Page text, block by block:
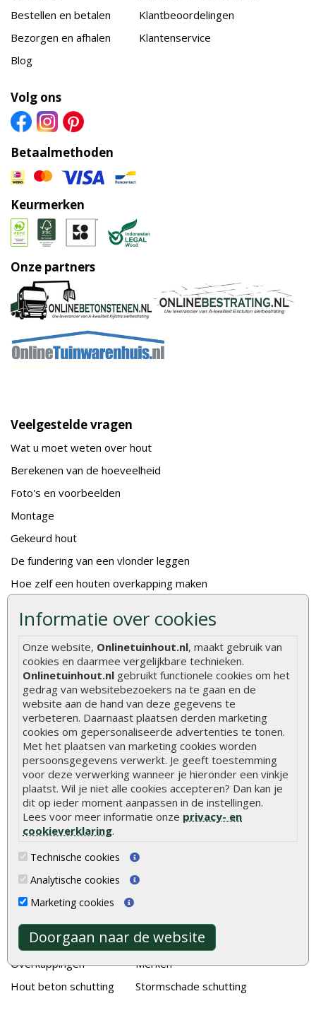
Informatie over cookies
Onze website, Onlinetuinhout.nl, maakt gebruik van
cookies en daarmee vergelijkbare technieken.
Onlinetuinhout.nl gebruikt functionele cookies om het
gedrag van websitebezoekers na te gaan en de
website aan de hand van deze gegevens te
verbeteren. Daarnaast plaatsen derden marketing
cookies om gepersonaliseerde advertenties te tonen.
Met het plaatsen van marketing cookies worden
persoonsgegevens verwerkt. Je geeft toestemming
voor deze verwerking wanneer je hieronder een vinkje
plaatst. Wil je niet alle cookies accepteren? Dan kan je
dit op ieder moment aanpassen in de instellingen.
Lees voor meer informatie onze privacy- en
cookieverklaring.
Technische cookies
Analytische cookies
Marketing cookies
Doorgaan naar de website
Bestellen en betalen
Bezorgen en afhalen
Blog
Klantbeoordelingen
Klantenservice
Volg ons
Betaalmethoden
Keurmerken
Onze partners
Veelgestelde vragen
Wat u moet weten over hout
Berekenen van de hoeveelheid
Foto's en voorbeelden
Montage
Gekeurd hout
De fundering van een vlonder leggen
Hoe zelf een houten overkapping maken
Hoe schutting plaatsen
De 9 beste tuinschermen van Onlinetuinhout.nl
Stijlvolle houtsoorten voor in de tuin
Duurzame tuin
Welke palen voor een schapenhek
Alle populaire categorieën
Tuinhout
Schutting
Vlonderplanken
Tuinpalen
Tuinhekken
Blokhutten
Overkappingen
Hout beton schutting
Tuindeuren
Schuttingplanken
Steigerplanken
Aanbiedingen
Merken
Stormschade schutting